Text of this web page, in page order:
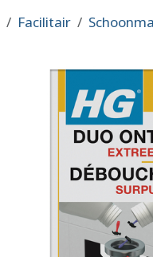
Facilitair